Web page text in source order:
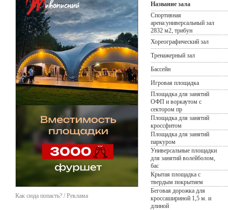
Как сюда попасть? / Реклама
Название зала
Спортивная
арена:универсальный зал
2832 м2, трибун
Хореографический зал
Тренажерный зал
Бассейн
Игровая площадка
Площадка для занятий
ОФП и воркаутом с
сектором пр
Площадка для занятий
кроссфитом
Площадка для занятий
паркуром
Универсальные площадки
для занятий волейболом,
бас
Крытая площадка с
твердым покрытием
Беговая дорожка для
кроссашириной 1,5 м. и
длиной